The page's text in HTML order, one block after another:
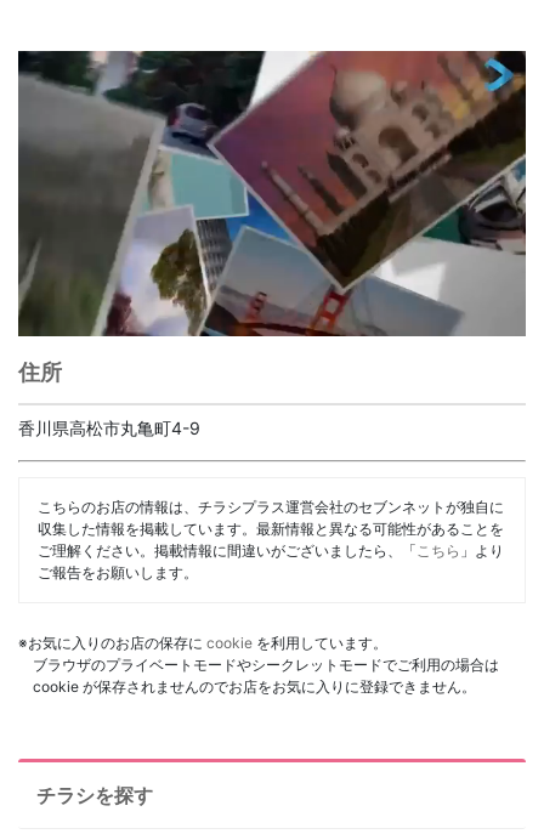
住所
香川県高松市丸亀町4-9
こちらのお店の情報は、チラシプラス運営会社のセブンネットが独自に
収集した情報を掲載しています。最新情報と異なる可能性があることを
ご理解ください。掲載情報に間違いがございましたら、「 こちら 」より
ご報告をお願いします。
※お気に入りのお店の保存に cookie を利用しています。
ブラウザのプライベートモードやシークレットモードでご利用の場合は
cookie が保存されませんのでお店をお気に入りに登録できません。
チラシを探す